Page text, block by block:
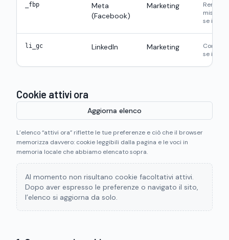
_fbp
Meta
(Facebook)
Marketing
se
li_gc LinkedIn Marketing
se
Cookie attivi ora
Aggiorna elenco
L’elenco “attivi ora” riflette le tue preferenze e ciò che il browser
memorizza davvero: cookie leggibili dalla pagina e le voci in
memoria locale che abbiamo elencato sopra.
Al momento non risultano cookie facoltativi attivi.
Dopo aver espresso le preferenze o navigato il sito,
l’elenco si aggiorna da solo.